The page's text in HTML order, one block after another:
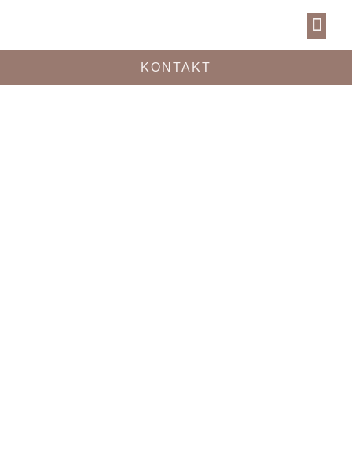
KONTAKT